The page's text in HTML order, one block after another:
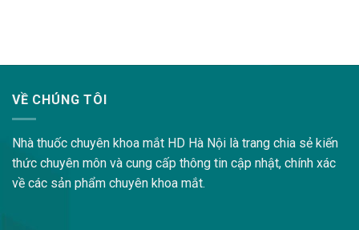
VỀ CHÚNG TÔI
Nhà thuốc chuyên khoa mắt HD Hà Nội là trang chia sẻ kiến
thức chuyên môn và cung cấp thông tin cập nhật, chính xác
về các sản phẩm chuyên khoa mắt.